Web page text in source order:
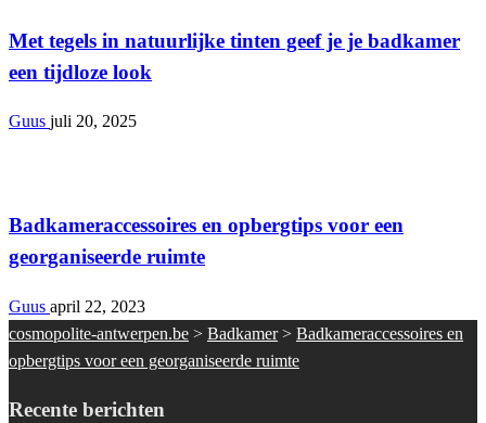
Met tegels in natuurlijke tinten geef je je badkamer
een tijdloze look
Guus juli 20, 2025
Badkameraccessoires en opbergtips voor een
georganiseerde ruimte
Guus april 22, 2023
cosmopolite-antwerpen.be > Badkamer> Badkameraccessoires en
opbergtips voor een georganiseerde ruimte
Recente berichten